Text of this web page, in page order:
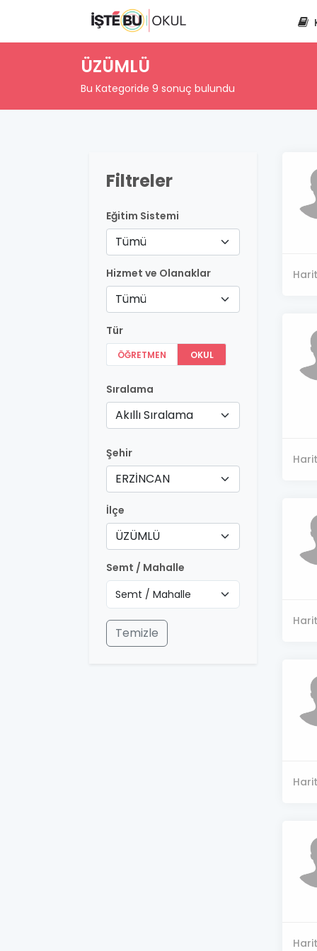
ÜZÜMLÜ
Bu Kategoride 9 sonuç bulundu
Filtreler
Eğitim Sistemi
Tümü
Hizmet ve Olanaklar
Tümü
Tür
ÖĞRETMEN OKUL
Sıralama
Akıllı Sıralama
Şehir
ERZİNCAN
İlçe
ÜZÜMLÜ
Semt / Mahalle
Temizle